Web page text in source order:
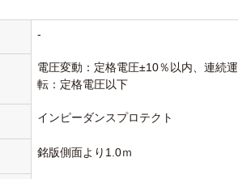
-
電圧変動：定格電圧±10％以内、連続運
転：定格電圧以下
インピーダンスプロテクト
銘版側面より1.0ｍ